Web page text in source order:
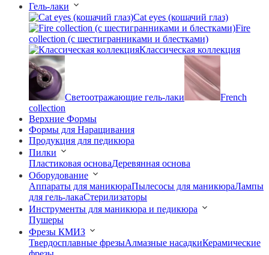
Гель-лаки
Cat eyes (кошачий глаз)
Fire
collection (с шестигранниками и блестками)
Классическая коллекция
Светоотражающие гель-лаки
French
collection
Верхние Формы
Формы для Наращивания
Продукция для педикюра
Пилки
Пластиковая основаДеревянная основа
Оборудование
Аппараты для маникюраПылесосы для маникюраЛампы
для гель-лакаСтерилизаторы
Инструменты для маникюра и педикюра
Пушеры
Фрезы КМИЗ
Твердосплавные фрезыАлмазные насадкиКерамические